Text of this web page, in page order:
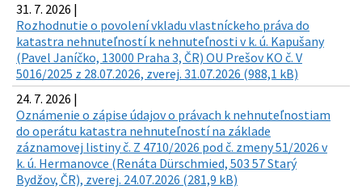
31. 7. 2026 |
Rozhodnutie o povolení vkladu vlastníckeho práva do
katastra nehnuteľností k nehnuteľnosti v k. ú. Kapušany
(Pavel Janíčko, 13000 Praha 3, ČR) OU Prešov KO č. V
5016/2025 z 28.07.2026, zverej. 31.07.2026 (988,1 kB)
24. 7. 2026 |
Oznámenie o zápise údajov o právach k nehnuteľnostiam
do operátu katastra nehnuteľností na základe
záznamovej listiny č. Z 4710/2026 pod č. zmeny 51/2026 v
k. ú. Hermanovce (Renáta Dürschmied, 503 57 Starý
Bydžov, ČR), zverej. 24.07.2026 (281,9 kB)